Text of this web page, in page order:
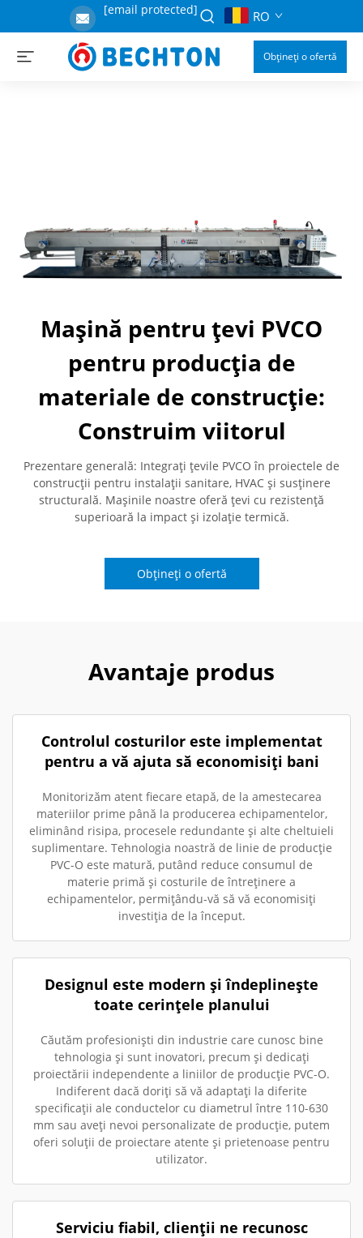
[email protected] RO
Obțineți o ofertă
Mașină pentru țevi PVCO
pentru producția de
materiale de construcție:
Construim viitorul
Prezentare generală: Integrați țevile PVCO în proiectele de
construcții pentru instalații sanitare, HVAC și susținere
structurală. Mașinile noastre oferă țevi cu rezistență
superioară la impact și izolație termică.
Obțineți o ofertă
Avantaje produs
Controlul costurilor este implementat
pentru a vă ajuta să economisiți bani
Monitorizăm atent fiecare etapă, de la amestecarea
materiilor prime până la producerea echipamentelor,
eliminând risipa, procesele redundante și alte cheltuieli
suplimentare. Tehnologia noastră de linie de producție
PVC-O este matură, putând reduce consumul de
materie primă și costurile de întreținere a
echipamentelor, permițându-vă să vă economisiți
investiția de la început.
Designul este modern și îndeplinește
toate cerințele planului
Căutăm profesioniști din industrie care cunosc bine
tehnologia și sunt inovatori, precum și dedicați
proiectării independente a liniilor de producție PVC-O.
Indiferent dacă doriți să vă adaptați la diferite
specificații ale conductelor cu diametrul între 110-630
mm sau aveți nevoi personalizate de producție, putem
oferi soluții de proiectare atente și prietenoase pentru
utilizator.
Serviciu fiabil, clienții ne recunosc